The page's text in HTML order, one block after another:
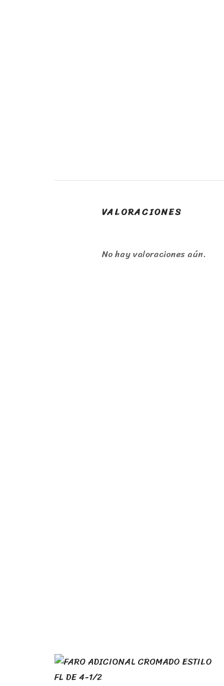
VALORACIONES
No hay valoraciones aún.